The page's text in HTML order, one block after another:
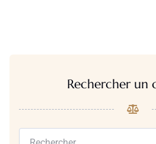
Rechercher un